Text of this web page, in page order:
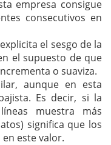
empresa consigue
consecutivos en
el sesgo de la
el supuesto de que
o suaviza.
aunque en esta
Es decir, si la
muestra más
significa que los
este valor.